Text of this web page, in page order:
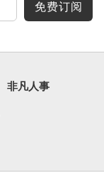
免费订阅
非凡人事